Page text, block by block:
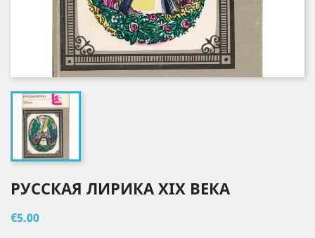
РУССКАЯ ЛИРИКА XIX ВЕКА
€5.00